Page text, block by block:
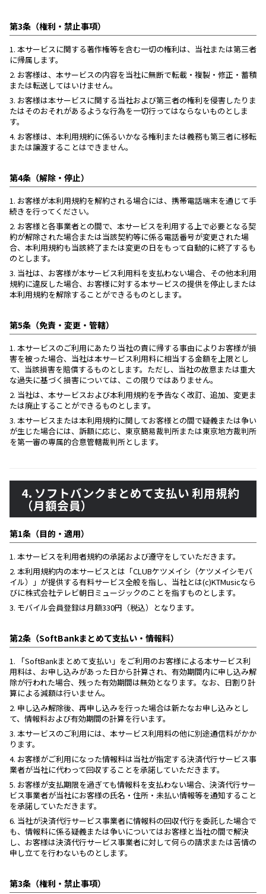
第3条（権利・禁止事項）
1. 本サービスに関する著作権等を含む一切の権利は、当社または第三者
に帰属します。
2. お客様は、本サービスの内容を当社に無断で転載・複製・修正・蓄積
または転送してはいけません。
3. お客様は本サービスに関する当社および第三者の権利を侵害したりま
たはそのおそれがあるような行為を一切行ってはならないものとしま
す。
4. お客様は、本利用規約に係るいかなる権利または義務も第三者に移転
または譲渡することはできません。
第4条（解除・停止）
1. お客様が本利用規約を解約される場合には、携帯電話端末を通じて手
続きを行ってください。
2. お客様と各事業者との間で、本サービスを利用する上で必要となる契
約が解除された場合または当該契約等に係る電話番号が変更された場
合、本利用規約も当該終了または変更の日をもって自動的に終了するも
のとします。
3. 当社は、お客様が本サービス利用料を支払わない場合、その他本利用
規約に違反した場合、お客様に対する本サービスの提供を停止しまたは
本利用規約を解除することができるものとします。
第5条（免責・変更・管轄）
1. 本サービスのご利用にあたり当社の責に帰する事由によりお客様が損
害を被った場合、当社は本サービス利用料に相当する金額を上限とし
て、当該損害を賠償するものとします。ただし、当社の故意または重大
な過失に基づく損害については、この限りではありません。
2. 当社は、本サービスおよび本利用規約を予告なく改訂、追加、変更ま
たは廃止することができるものとします。
3. 本サービスまたは本利用規約に関してお客様との間で疑義または争い
が生じた場合には、訴額に応じ、東京簡易裁判所または東京地方裁判所
を第一審の専属的合意管轄裁判所とします。
4. ソフトバンクまとめて支払い 利用規約
（月額会員）
第1条（目的・適用）
1. 本サービスを利用者規約の承諾および遵守をしていただきます。
2. 本利用規約内の本サービスとは「CLUBケツメイシ（ケツメイシモバ
イル）」が提供する有料サービス全般を指し、当社とは(c)KTMusicなら
びに株式会社テレビ朝日ミュージックのことを指すものとします。
3. モバイル会員登録は月額330円（税込）となります。
第2条（SoftBankまとめて支払い・情報料）
1. 「SoftBankまとめて支払い」をご利用のお客様による本サービス利
用料は、お申し込みがあった日から計算され、有効期間内に申し込み解
除が行われた場合、残った有効期間は無効となります。なお、日割り計
算による減額は行いません。
2. 申し込み解除後、再申し込みを行った場合は新たなお申し込みとし
て、情報料および有効期間の計算を行います。
3. 本サービスのご利用には、本サービス利用料の他に別途通信料がかか
ります。
4. お客様がご利用になった情報料は当社が指定する決済代行サービス事
業者が当社に代わって回収することを承諾していただきます。
5. お客様が支払期限を過ぎても情報料を支払わない場合、決済代行サー
ビス事業者が当社にお客様の氏名・住所・未払い情報等を通知すること
を承諾していただきます。
6. 当社が決済代行サービス事業者に情報料の回収代行を委託した場合で
も、情報料に係る疑義または争いについてはお客様と当社の間で解決
し、お客様は決済代行サービス事業者に対して何らの請求または苦情の
申し立てを行わないものとします。
第3条（権利・禁止事項）